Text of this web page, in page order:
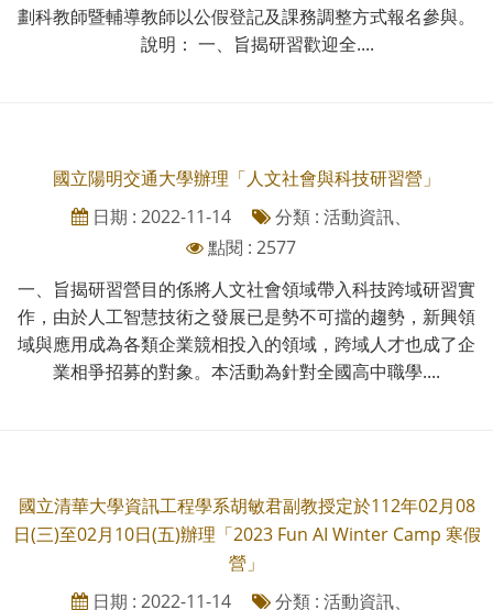
劃科教師暨輔導教師以公假登記及課務調整方式報名參與。
說明： 一、旨揭研習歡迎全....
國立陽明交通大學辦理「人文社會與科技研習營」
日期 : 2022-11-14
分類 : 活動資訊、
點閱 : 2577
一、旨揭研習營目的係將人文社會領域帶入科技跨域研習實
作，由於人工智慧技術之發展已是勢不可擋的趨勢，新興領
域與應用成為各類企業競相投入的領域，跨域人才也成了企
業相爭招募的對象。本活動為針對全國高中職學....
國立清華大學資訊工程學系胡敏君副教授定於112年02月08
日(三)至02月10日(五)辦理「2023 Fun AI Winter Camp 寒假
營」
日期 : 2022-11-14
分類 : 活動資訊、